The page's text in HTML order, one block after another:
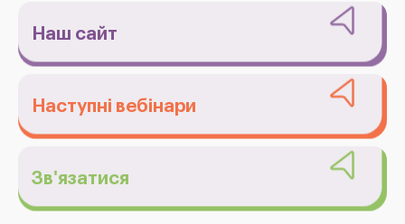
Наш сайт
Наступні вебінари
Зв'язатися